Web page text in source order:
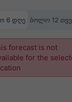
6 დღე ბოლო 12 თვე
forecast is not
for the